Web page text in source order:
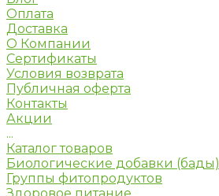
Оплата
Доставка
О Компании
Сертификаты
Условия возврата
Публичная оферта
Контакты
Акции
...
Каталог товаров
Биологические добавки (бады)
Группы фитопродуктов